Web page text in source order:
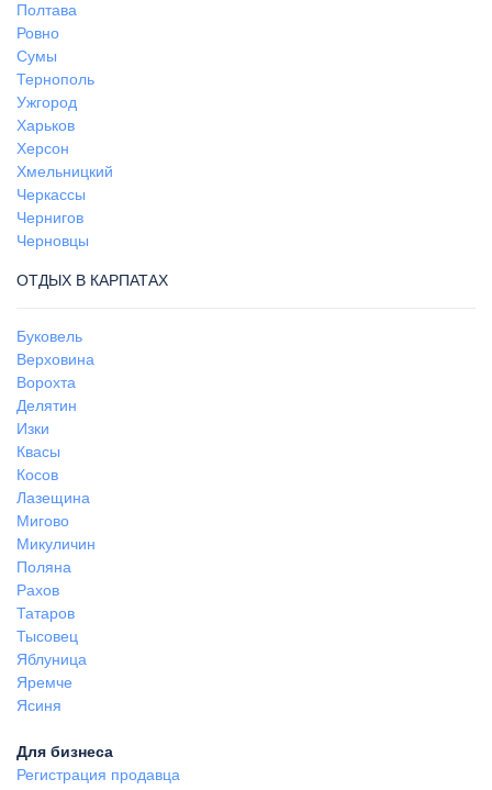
Полтава
Ровно
Сумы
Тернополь
Ужгород
Харьков
Херсон
Хмельницкий
Черкассы
Чернигов
Черновцы
ОТДЫХ В КАРПАТАХ
Буковель
Верховина
Ворохта
Делятин
Изки
Квасы
Косов
Лазещина
Мигово
Микуличин
Поляна
Рахов
Татаров
Тысовец
Яблуница
Яремче
Ясиня
Для бизнеса
Регистрация продавца